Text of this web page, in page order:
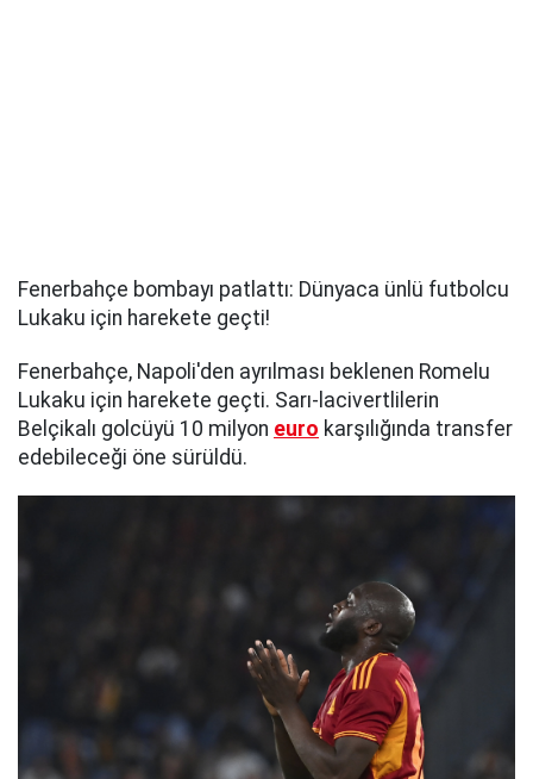
Fenerbahçe bombayı patlattı: Dünyaca ünlü futbolcu
Lukaku için harekete geçti!
Fenerbahçe, Napoli'den ayrılması beklenen Romelu
Lukaku için harekete geçti. Sarı-lacivertlilerin
Belçikalı golcüyü 10 milyon euro karşılığında transfer
edebileceği öne sürüldü.